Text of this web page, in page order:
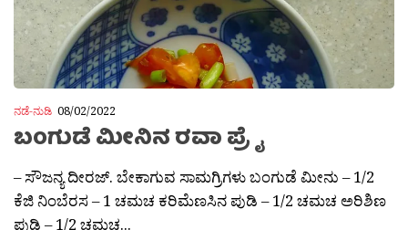
ನಡೆ-ನುಡಿ 08/02/2022
ಬಂಗುಡೆ ಮೀನಿನ ರವಾ ಪ್ರೈ
– ಸೌಜನ್ಯ ದೀರಜ್. ಬೇಕಾಗುವ ಸಾಮಗ್ರಿಗಳು ಬಂಗುಡೆ ಮೀನು – 1/2
ಕೆಜಿ ನಿಂಬೆರಸ – 1 ಚಮಚ ಕರಿಮೆಣಸಿನ ಪುಡಿ – 1/2 ಚಮಚ ಅರಿಶಿಣ
ಪುಡಿ – 1/2 ಚಮಚ...